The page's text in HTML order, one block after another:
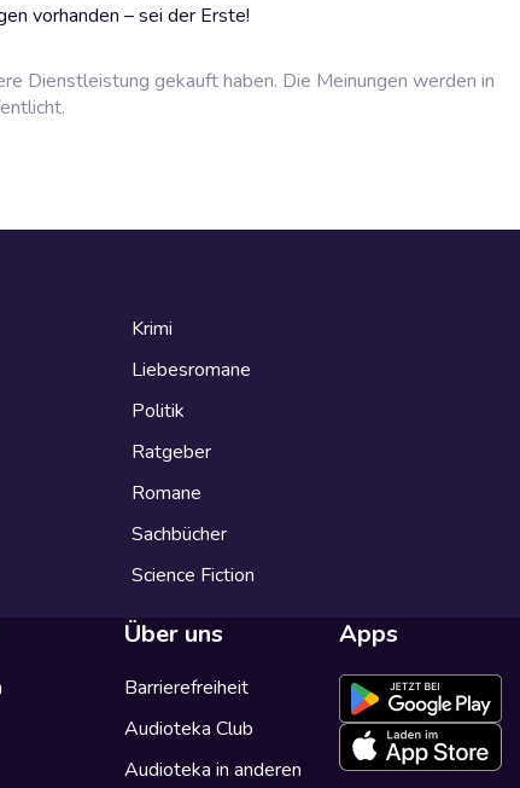
vorhanden – sei der Erste!
Dienstleistung gekauft haben. Die Meinungen werden in
Krimi
Liebesromane
Politik
Ratgeber
Romane
Sachbücher
Science Fiction
Über uns
Barrierefreiheit
Audioteka Club
Audioteka in anderen
Apps